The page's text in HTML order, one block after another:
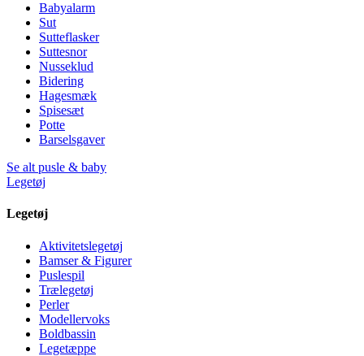
Babyalarm
Sut
Sutteflasker
Suttesnor
Nusseklud
Bidering
Hagesmæk
Spisesæt
Potte
Barselsgaver
Se alt pusle & baby
Legetøj
Legetøj
Aktivitetslegetøj
Bamser & Figurer
Puslespil
Trælegetøj
Perler
Modellervoks
Boldbassin
Legetæppe